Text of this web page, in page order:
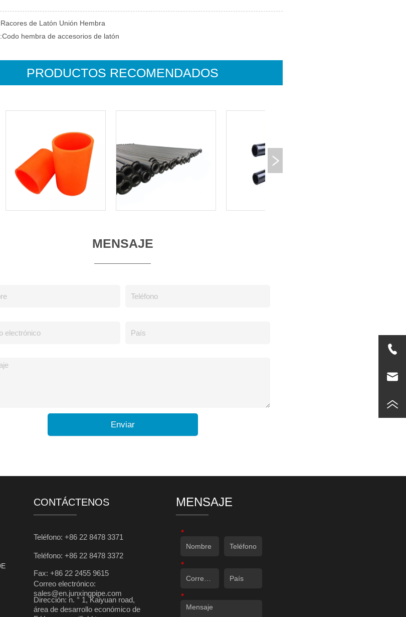
Racores de Latón Unión Hembra
Codo hembra de accesorios de latón
PRODUCTOS RECOMENDADOS
MENSAJE
Enviar
CONTÁCTENOS
Teléfono: +86 22 8478 3371
Teléfono: +86 22 8478 3372
Fax: +86 22 2455 9615
Correo electrónico:
sales@en.junxingpipe.com
Dirección: n. ° 1, Kaiyuan road,
área de desarrollo económico de
MENSAJE
*
*
*